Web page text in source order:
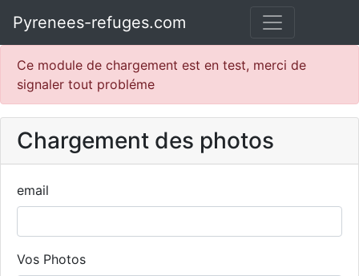
Pyrenees-refuges.com
Ce module de chargement est en test, merci de
signaler tout probléme
Chargement des photos
email
Vos Photos